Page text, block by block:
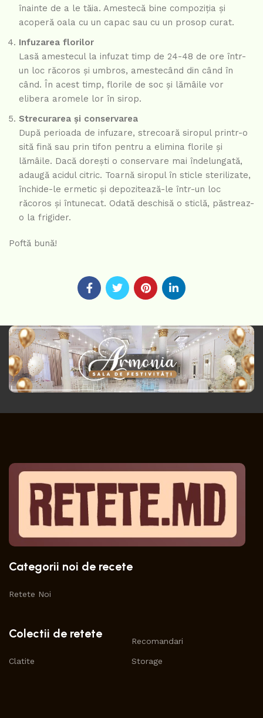
înainte de a le tăia. Amestecă bine compoziția și
acoperă oala cu un capac sau cu un prosop curat.
Infuzarea florilor
Lasă amestecul la infuzat timp de 24-48 de ore într-
un loc răcoros și umbros, amestecând din când în
când. În acest timp, florile de soc și lămâile vor
elibera aromele lor în sirop.
Strecurarea și conservarea
După perioada de infuzare, strecoară siropul printr-o
sită fină sau prin tifon pentru a elimina florile și
lămâile. Dacă dorești o conservare mai îndelungată,
adaugă acidul citric. Toarnă siropul în sticle sterilizate,
închide-le ermetic și depozitează-le într-un loc
răcoros și întunecat. Odată deschisă o sticlă, păstreaz-
o la frigider.
Poftă bună!
Categorii noi de recete
Retete Noi
Colectii de retete
Clatite
Recomandari
Storage